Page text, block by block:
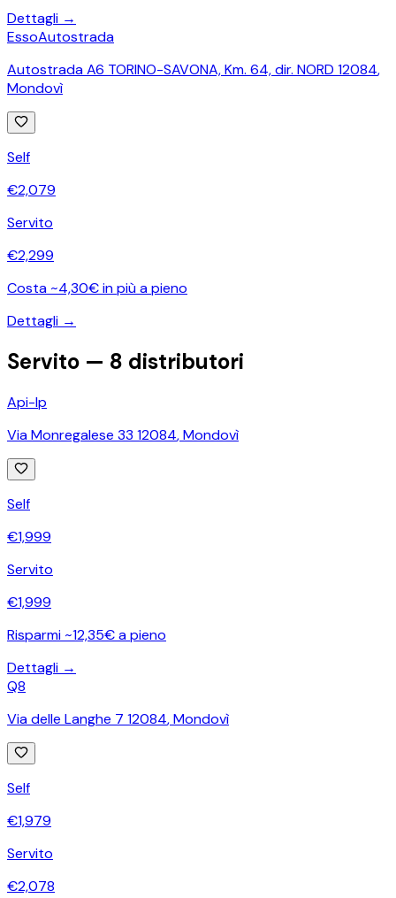
Dettagli →
EssoAutostrada
Autostrada A6 TORINO-SAVONA, Km. 64, dir. NORD 12084,
Mondovì
Self
€2,079
Servito
€2,299
Costa ~4,30€ in più a pieno
Dettagli →
Servito — 8 distributori
Api-Ip
Via Monregalese 33 12084,Mondovì
Self
€1,999
Servito
€1,999
Risparmi ~12,35€ a pieno
Dettagli →
Q8
Via delle Langhe 7 12084,Mondovì
Self
€1,979
Servito
€2,078